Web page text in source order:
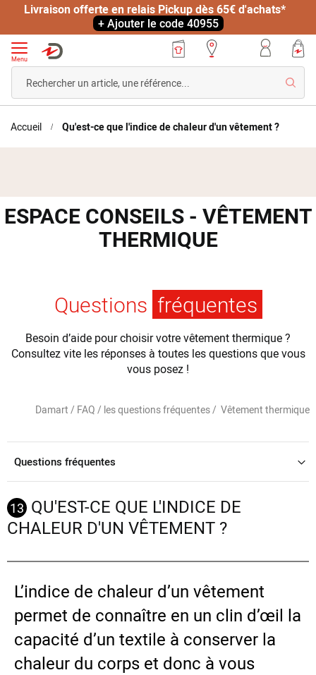
Livraison offerte en relais Pickup dès 65€ d'achats*
+ Ajouter le code 40955
Menu
Accueil Qu'est-ce que l'indice de chaleur d'un vêtement ?
ESPACE CONSEILS - VÊTEMENT
THERMIQUE
Questions fréquentes
Besoin d’aide pour choisir votre vêtement thermique ?
Consultez vite les réponses à toutes les questions que vous
vous posez !
Damart / FAQ / les questions fréquentes / Vêtement thermique
Questions fréquentes
13 QU'EST-CE QUE L'INDICE DE
CHALEUR D'UN VÊTEMENT ?
L’indice de chaleur d’un vêtement
permet de connaître en un clin d’œil la
capacité d’un textile à conserver la
chaleur du corps et donc à vous